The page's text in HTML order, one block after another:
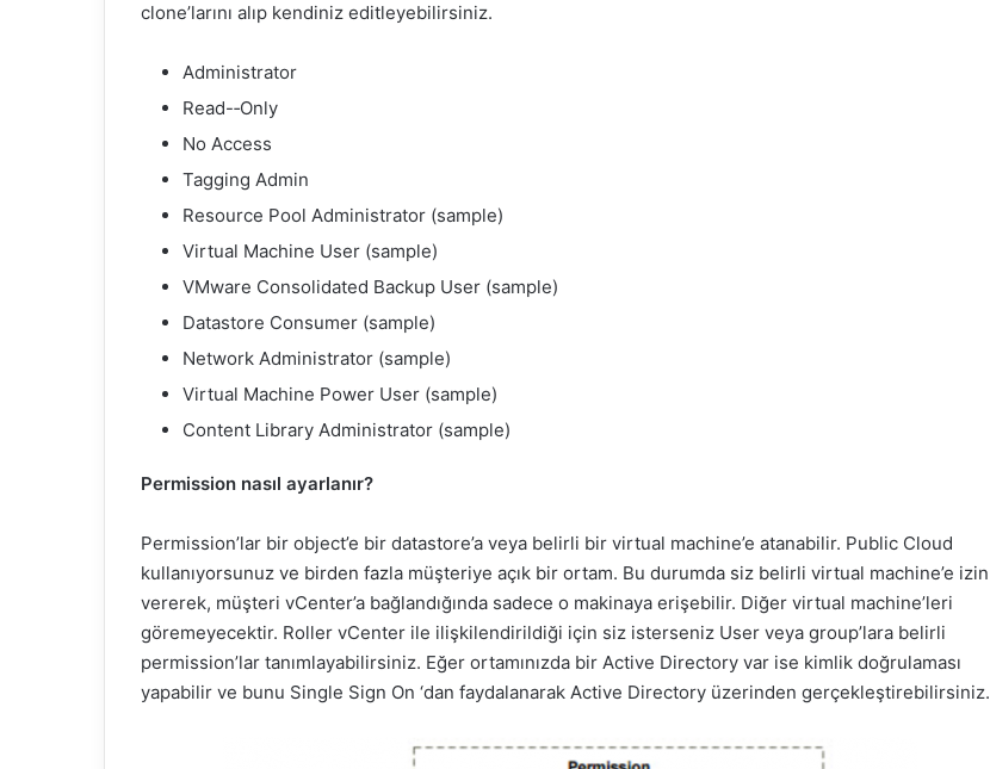
clone’larını alıp kendiniz editleyebilirsiniz.
Administrator
Read-­‐Only
No Access
Tagging Admin
Resource Pool Administrator (sample)
Virtual Machine User (sample)
VMware Consolidated Backup User (sample)
Datastore Consumer (sample)
Network Administrator (sample)
Virtual Machine Power User (sample)
Content Library Administrator (sample)
Permission nasıl ayarlanır?
Permission’lar bir object’e bir datastore’a veya belirli bir virtual machine’e atanabilir. Public Cloud
kullanıyorsunuz ve birden fazla müşteriye açık bir ortam. Bu durumda siz belirli virtual machine’e izin
vererek, müşteri vCenter’a bağlandığında sadece o makinaya erişebilir. Diğer virtual machine’leri
göremeyecektir. Roller vCenter ile ilişkilendirildiği için siz isterseniz User veya group’lara belirli
permission’lar tanımlayabilirsiniz. Eğer ortamınızda bir Active Directory var ise kimlik doğrulaması
yapabilir ve bunu Single Sign On ‘dan faydalanarak Active Directory üzerinden gerçekleştirebilirsiniz.